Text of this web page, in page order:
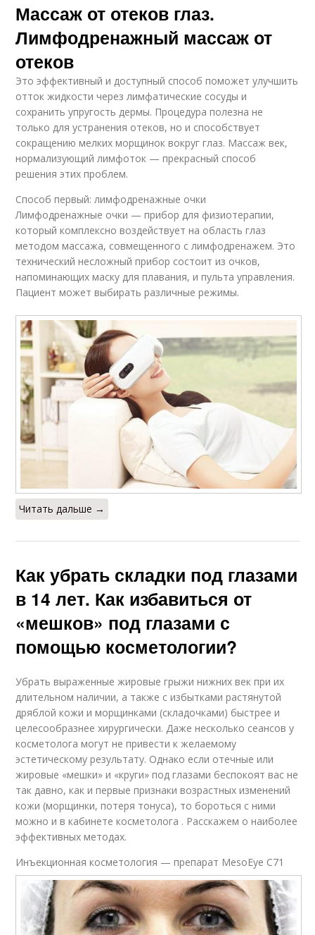
Массаж от отеков глаз.
Лимфодренажный массаж от
отеков
Это эффективный и доступный способ поможет улучшить
отток жидкости через лимфатические сосуды и
сохранить упругость дермы. Процедура полезна не
только для устранения отеков, но и способствует
сокращению мелких морщинок вокруг глаз. Массаж век,
нормализующий лимфоток — прекрасный способ
решения этих проблем.
Способ первый: лимфодренажные очки
Лимфодренажные очки — прибор для физиотерапии,
который комплексно воздействует на область глаз
методом массажа, совмещенного с лимфодренажем. Это
технический несложный прибор состоит из очков,
напоминающих маску для плавания, и пульта управления.
Пациент может выбирать различные режимы.
Читать дальше →
Как убрать складки под глазами
в 14 лет. Как избавиться от
«мешков» под глазами с
помощью косметологии?
Убрать выраженные жировые грыжи нижних век при их
длительном наличии, а также с избытками растянутой
дряблой кожи и морщинками (складочками) быстрее и
целесообразнее хирургически. Даже несколько сеансов у
косметолога могут не привести к желаемому
эстетическому результату. Однако если отечные или
жировые «мешки» и «круги» под глазами беспокоят вас не
так давно, как и первые признаки возрастных изменений
кожи (морщинки, потеря тонуса), то бороться с ними
можно и в кабинете косметолога . Расскажем о наиболее
эффективных методах.
Инъекционная косметология — препарат MesoEye С71